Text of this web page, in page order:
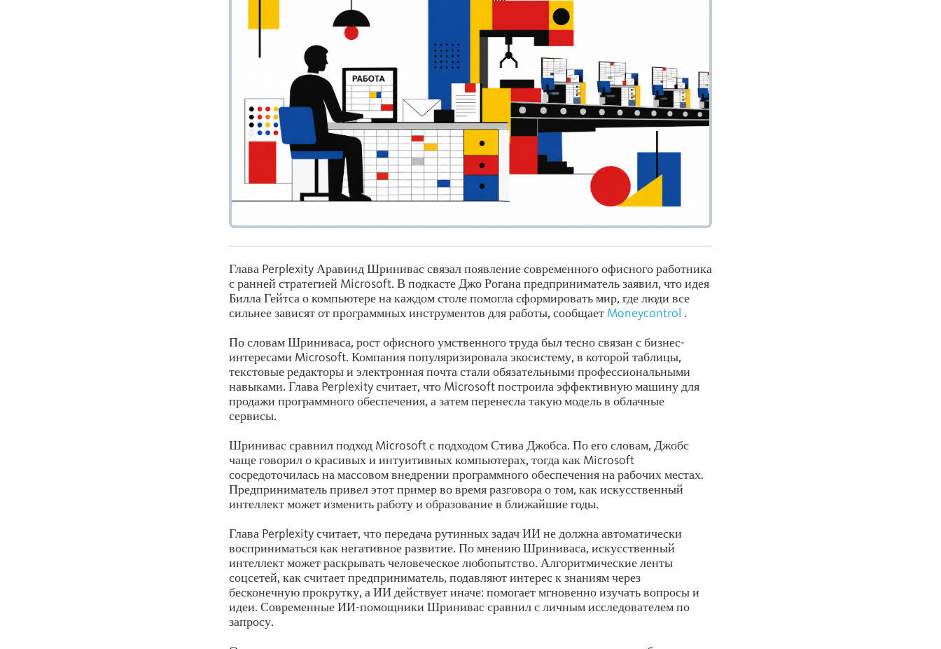
Глава Perplexity Аравинд Шринивас связал появление современного офисного работника
с ранней стратегией Microsoft. В подкасте Джо Рогана предприниматель заявил, что идея
Билла Гейтса о компьютере на каждом столе помогла сформировать мир, где люди все
сильнее зависят от программных инструментов для работы, сообщает Moneycontrol .
По словам Шриниваса, рост офисного умственного труда был тесно связан с бизнес-
интересами Microsoft. Компания популяризировала экосистему, в которой таблицы,
текстовые редакторы и электронная почта стали обязательными профессиональными
навыками. Глава Perplexity считает, что Microsoft построила эффективную машину для
продажи программного обеспечения, а затем перенесла такую модель в облачные
сервисы.
Шринивас сравнил подход Microsoft с подходом Стива Джобса. По его словам, Джобс
чаще говорил о красивых и интуитивных компьютерах, тогда как Microsoft
сосредоточилась на массовом внедрении программного обеспечения на рабочих местах.
Предприниматель привел этот пример во время разговора о том, как искусственный
интеллект может изменить работу и образование в ближайшие годы.
Глава Perplexity считает, что передача рутинных задач ИИ не должна автоматически
восприниматься как негативное развитие. По мнению Шриниваса, искусственный
интеллект может раскрывать человеческое любопытство. Алгоритмические ленты
соцсетей, как считает предприниматель, подавляют интерес к знаниям через
бесконечную прокрутку, а ИИ действует иначе: помогает мгновенно изучать вопросы и
идеи. Современные ИИ-помощники Шринивас сравнил с личным исследователем по
запросу.